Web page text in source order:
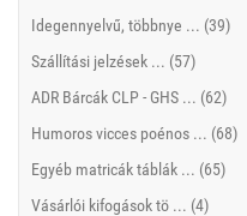
Idegennyelvű, többnye ... (39)
Szállítási jelzések ... (57)
ADR Bárcák CLP - GHS ... (62)
Humoros vicces poénos ... (68)
Egyéb matricák táblák ... (65)
Vásárlói kifogások tö ... (4)